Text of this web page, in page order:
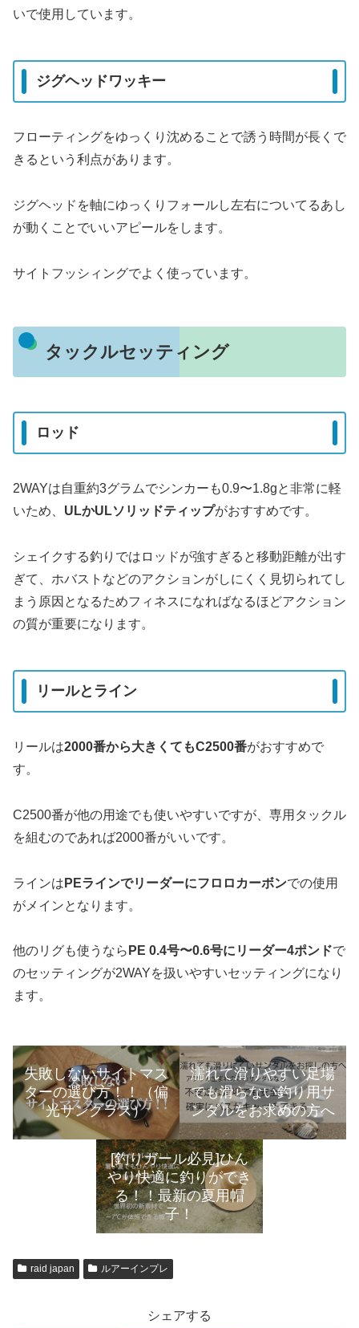
いで使用しています。
ジグヘッドワッキー
フローティングをゆっくり沈めることで誘う時間が長くで
きるという利点があります。
ジグヘッドを軸にゆっくりフォールし左右についてるあし
が動くことでいいアピールをします。
サイトフッシィングでよく使っています。
タックルセッティング
ロッド
2WAYは自重約3グラムでシンカーも0.9〜1.8gと非常に軽
いため、 ULかULソリッドティップがおすすめです。
シェイクする釣りではロッドが強すぎると移動距離が出す
ぎて、ホバストなどのアクションがしにくく見切られてし
まう原因となるためフィネスになればなるほどアクション
の質が重要になります。
リールとライン
リールは2000番から大きくてもC2500番がおすすめで
す。
C2500番が他の用途でも使いやすいですが、専用タックル
を組むのであれば2000番がいいです。
ラインは PEラインでリーダーにフロロカーボンでの使用
がメインとなります。
他のリグも使うなら PE 0.4号〜0.6号にリーダー4ポンドで
のセッティングが2WAYを扱いやすいセッティングになり
ます。
失敗しないサイトマス
ターの選び方！！（偏
光サングラス）
濡れて滑りやすい足場
でも滑らない釣り用サ
ンダルをお求めの方へ
[釣りガール必見]ひん
やり快適に釣りができ
る！！最新の夏用帽
子！
raid japan ルアーインプレ
シェアする